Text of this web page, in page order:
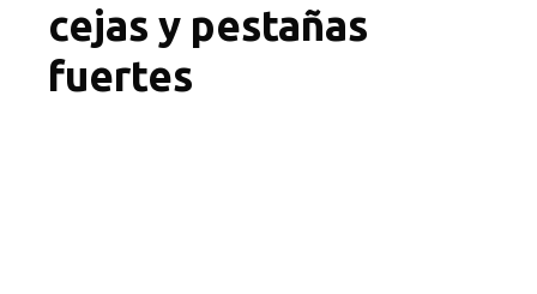
cejas y pestañas
fuertes